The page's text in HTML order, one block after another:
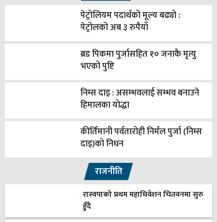
पेट्रोलियम पदार्थको मूल्य बढ्यो :
पेट्रोलको अब ३ रुपैयाँ
ब्रड पिकमा पुर्जासहित १० जनाकै मृत्यु
भएको पुष्टि
निम्स दाइ : असम्भवलाई सम्भव बनाउने
हिमालका योद्धा
कीर्तिमानी पर्वतारोही निर्मल पुर्जा (निम्स
दाइ)को निधन
राजनीति
रास्वपाको प्रथम महाधिवेशन चितवनमा सुरु
हुँदै